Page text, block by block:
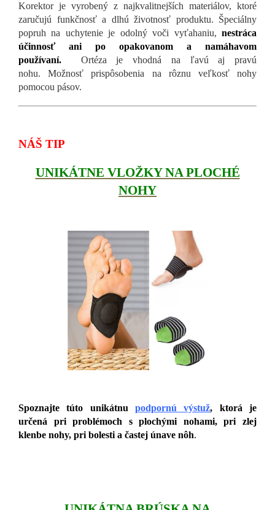
Korektor je vyrobený z najkvalitnejších materiálov, ktoré
zaručujú funkčnosť a dlhú životnosť produktu. Špeciálny
popruh na uchytenie je odolný voči vyťahaniu, nestráca
účinnosť ani po opakovanom a namáhavom
používaní. Ortéza je vhodná na ľavú aj pravú
nohu. Možnosť prispôsobenia na rôznu veľkosť nohy
pomocou pásov.
NÁŠ TIP
UNIKÁTNE VLOŽKY NA PLOCHÉ
NOHY
Spoznajte túto unikátnu podpornú výstuž, ktorá je
určená pri problémoch s plochými nohami, pri zlej
klenbe nohy, pri bolesti a častej únave nôh.